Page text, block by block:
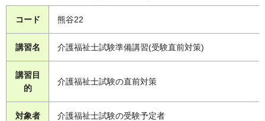
コード 熊谷22
講習名 介護福祉士試験準備講習(受験直前対策)
講習目
的
介護福祉士試験の直前対策
対象者 介護福祉士試験の受験予定者